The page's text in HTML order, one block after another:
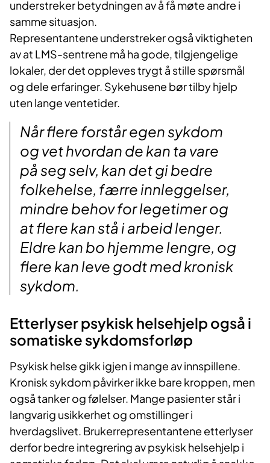
understreker betydningen av å få møte andre i
samme situasjon.
Representantene understreker også viktigheten
av at LMS-sentrene må ha gode, tilgjengelige
lokaler, der det oppleves trygt å stille spørsmål
og dele erfaringer. Sykehusene bør tilby hjelp
uten lange ventetider.
Når flere forstår egen sykdom
og vet hvordan de kan ta vare
på seg selv, kan det gi bedre
folkehelse, færre innleggelser,
mindre behov for legetimer og
at flere kan stå i arbeid lenger.
Eldre kan bo hjemme lengre, og
flere kan leve godt med kronisk
sykdom.
Etterlyser psykisk helsehjelp også i
somatiske sykdomsforløp
Psykisk helse gikk igjen i mange avinnspillene.
Kronisk sykdom påvirker ikke bare kroppen, men
også tanker og følelser. Mange pasienter står i
langvarig usikkerhet og omstillinger i
hverdagslivet. Brukerrepresentantene etterlyser
derforbedre integrering av psykisk helsehjelp i